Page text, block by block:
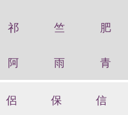
祁 竺 肥
阿 雨 青
侶 保 信